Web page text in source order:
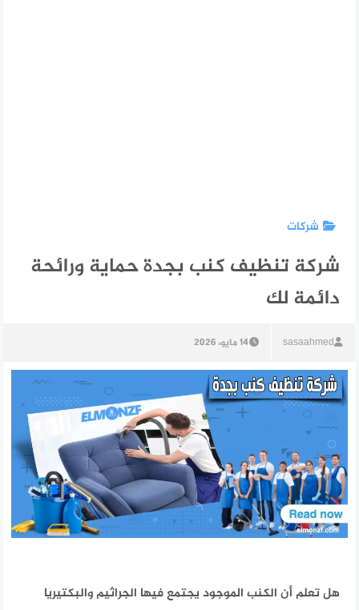
شركات
شركة تنظيف كنب بجدة حماية ورائحة
دائمة لك
sasaahmed 14 مايو، 2026
هل تعلم أن الكنب الموجود يجتمع فيها الجراثيم والبكتيريا